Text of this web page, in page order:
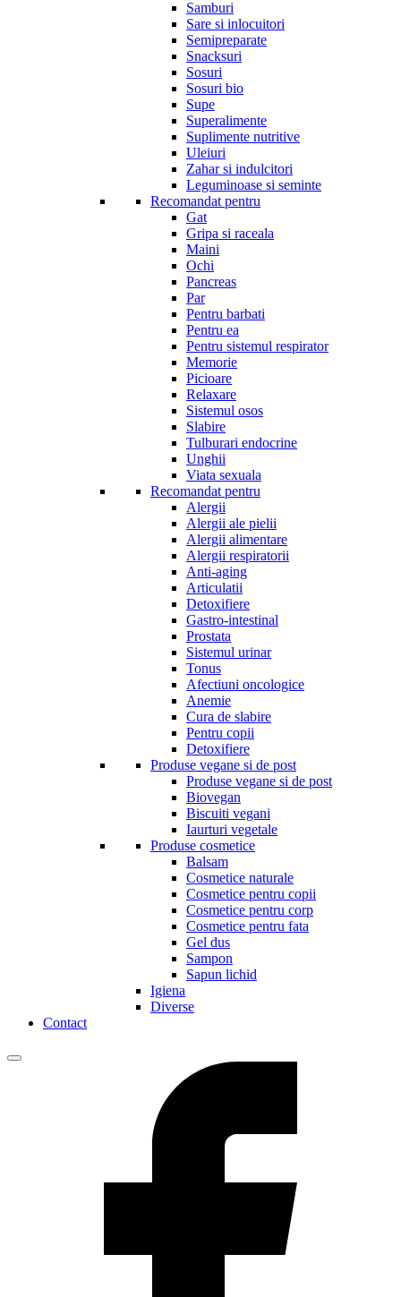
Samburi
Sare si inlocuitori
Semipreparate
Snacksuri
Sosuri
Sosuri bio
Supe
Superalimente
Suplimente nutritive
Uleiuri
Zahar si indulcitori
Leguminoase si seminte
Recomandat pentru
Gat
Gripa si raceala
Maini
Ochi
Pancreas
Par
Pentru barbati
Pentru ea
Pentru sistemul respirator
Memorie
Picioare
Relaxare
Sistemul osos
Slabire
Tulburari endocrine
Unghii
Viata sexuala
Recomandat pentru
Alergii
Alergii ale pielii
Alergii alimentare
Alergii respiratorii
Anti-aging
Articulatii
Detoxifiere
Gastro-intestinal
Prostata
Sistemul urinar
Tonus
Afectiuni oncologice
Anemie
Cura de slabire
Pentru copii
Detoxifiere
Produse vegane si de post
Produse vegane si de post
Biovegan
Biscuiti vegani
Iaurturi vegetale
Produse cosmetice
Balsam
Cosmetice naturale
Cosmetice pentru copii
Cosmetice pentru corp
Cosmetice pentru fata
Gel dus
Sampon
Sapun lichid
Igiena
Diverse
Contact